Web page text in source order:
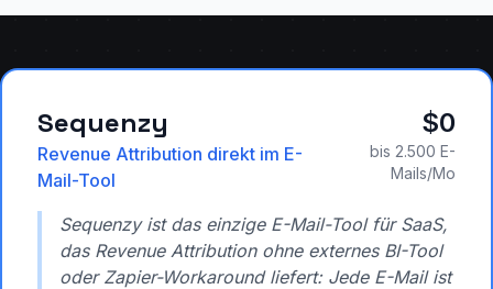
Sequenzy
Revenue Attribution direkt im E-
Mail-Tool
$0
bis 2.500 E-
Mails/Mo
Sequenzy ist das einzige E-Mail-Tool für SaaS,
das Revenue Attribution ohne externes BI-Tool
oder Zapier-Workaround liefert: Jede E-Mail ist